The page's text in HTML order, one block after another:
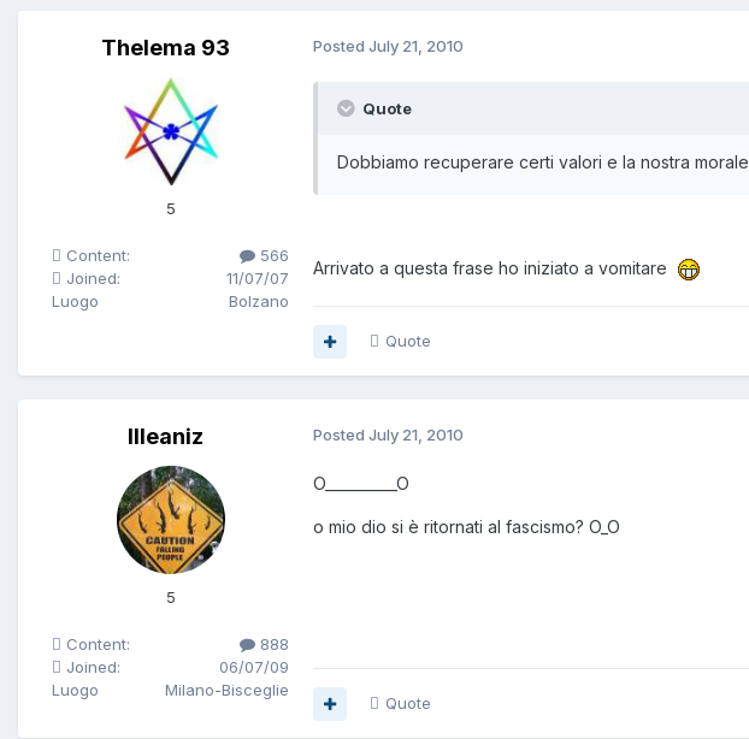
Thelema 93
5
Content:
566
Joined:
11/07/07
Luogo
Bolzano
Posted July 21, 2010
Quote
Dobbiamo recuperare certi valori e la nostra morale
Arrivato a questa frase ho iniziato a vomitare
Quote
Illeaniz
5
Content:
888
Joined:
06/07/09
Luogo
Milano-Bisceglie
Posted July 21, 2010
O__________O
o mio dio si è ritornati al fascismo? O_O
Quote